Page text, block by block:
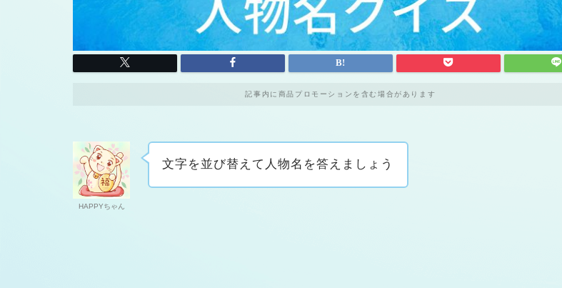
記事内に商品プロモーションを含む場合があります
HAPPYちゃん
文字を並び替えて人物名を答えましょう